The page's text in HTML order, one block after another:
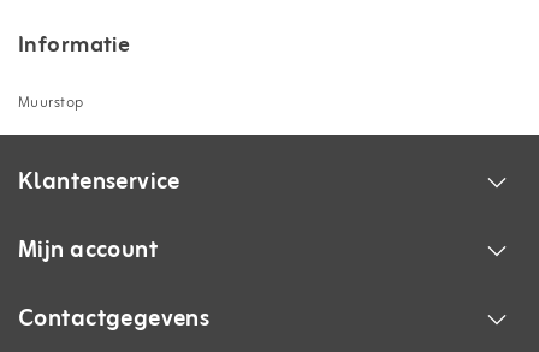
Informatie
Muurstop
Klantenservice
Mijn account
Contactgegevens